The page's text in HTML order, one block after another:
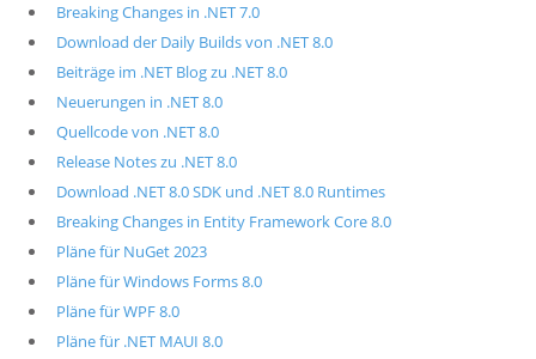
Breaking Changes in .NET 7.0
Download der Daily Builds von .NET 8.0
Beiträge im .NET Blog zu .NET 8.0
Neuerungen in .NET 8.0
Quellcode von .NET 8.0
Release Notes zu .NET 8.0
Download .NET 8.0 SDK und .NET 8.0 Runtimes
Breaking Changes in Entity Framework Core 8.0
Pläne für NuGet 2023
Pläne für Windows Forms 8.0
Pläne für WPF 8.0
Pläne für .NET MAUI 8.0